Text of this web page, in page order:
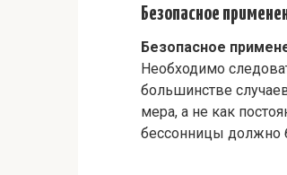
Безопасное
Безопасное
Необходимо
большинстве
мера, а не как
бессонницы должно